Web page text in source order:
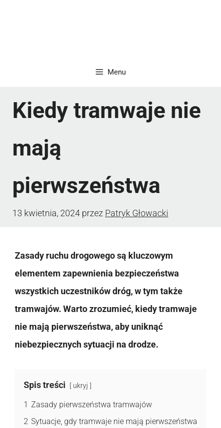
Menu
Kiedy tramwaje nie
mają
pierwszeństwa
13 kwietnia, 2024 przez Patryk Głowacki
Zasady ruchu drogowego są kluczowym
elementem zapewnienia bezpieczeństwa
wszystkich uczestników dróg, w tym także
tramwajów. Warto zrozumieć, kiedy tramwaje
nie mają pierwszeństwa, aby uniknąć
niebezpiecznych sytuacji na drodze.
Spis treści ukryj
1 Zasady pierwszeństwa tramwajów
2 Sytuacje, gdy tramwaje nie mają pierwszeństwa